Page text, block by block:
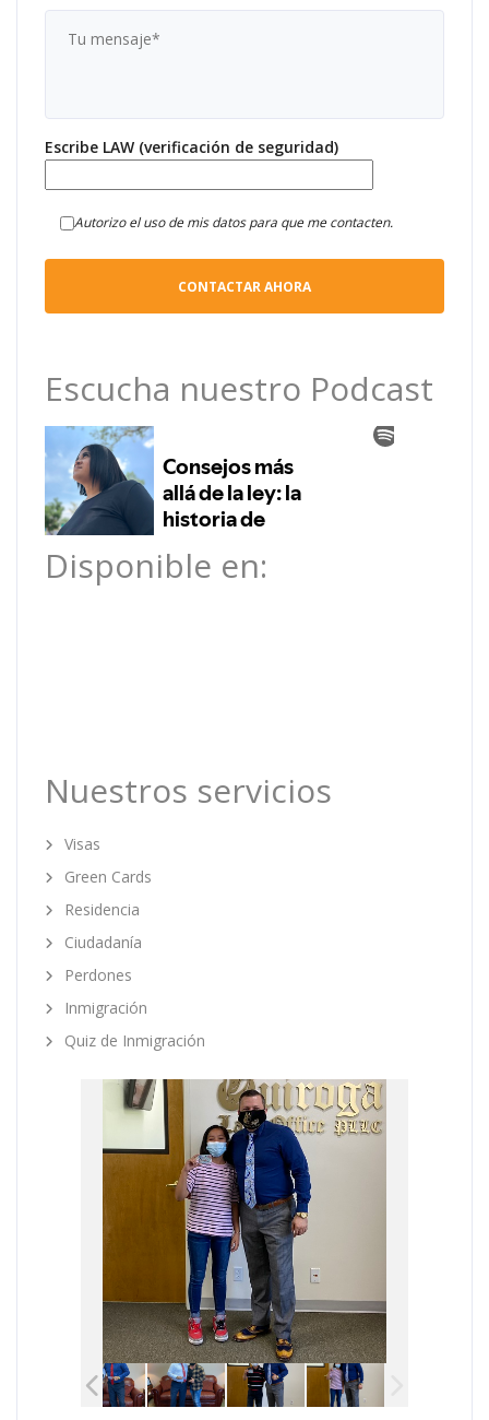
Escribe LAW (verificación de seguridad)
Autorizo el uso de mis datos para que me contacten.
Escucha nuestro Podcast
Disponible en:
Nuestros servicios
Visas
Green Cards
Residencia
Ciudadanía
Perdones
Inmigración
Quiz de Inmigración